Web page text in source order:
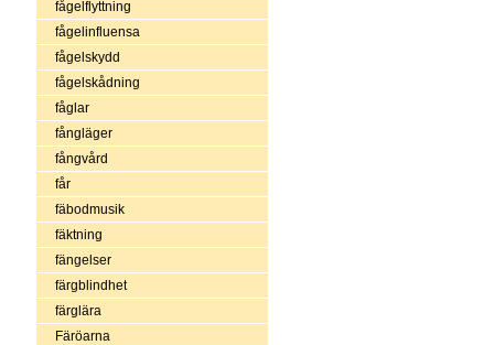
fågelflyttning
fågelinfluensa
fågelskydd
fågelskådning
fåglar
fångläger
fångvård
får
fäbodmusik
fäktning
fängelser
färgblindhet
färglära
Färöarna